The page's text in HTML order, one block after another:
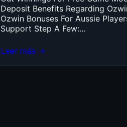
Deposit Benefits Regarding
Ozwin Bonuses For Aussie
Support Step A Few:…
Leer más →